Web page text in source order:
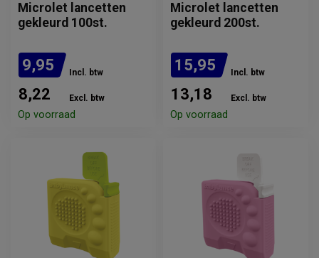
Microlet lancetten
gekleurd 100st.
9,95 Incl. btw
8,22 Excl. btw
Op voorraad
Microlet lancetten
gekleurd 200st.
15,95 Incl. btw
13,18 Excl. btw
Op voorraad